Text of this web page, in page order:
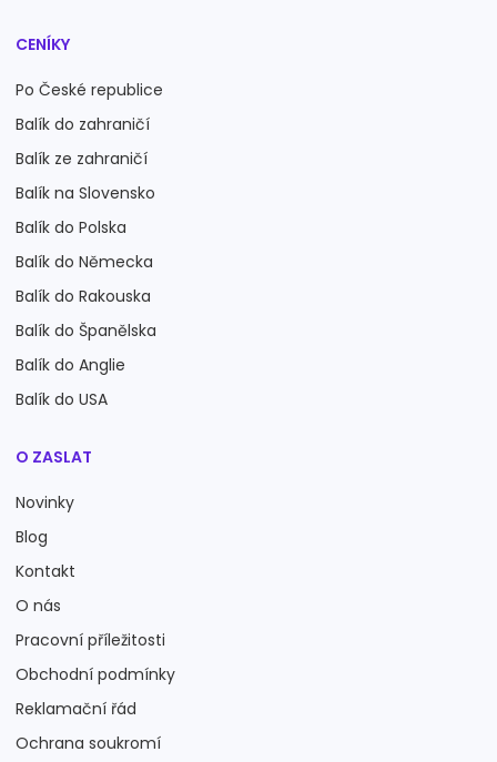
CENÍKY
Po České republice
Balík do zahraničí
Balík ze zahraničí
Balík na Slovensko
Balík do Polska
Balík do Německa
Balík do Rakouska
Balík do Španělska
Balík do Anglie
Balík do USA
O ZASLAT
Novinky
Blog
Kontakt
O nás
Pracovní příležitosti
Obchodní podmínky
Reklamační řád
Ochrana soukromí